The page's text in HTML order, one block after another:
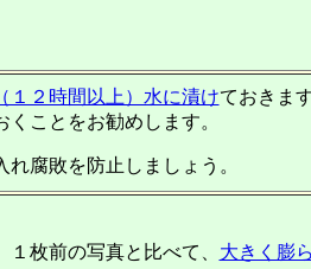
１２時間以上）水に漬けておきま
ことをお勧めします。
腐敗を防止しましょう。
枚前の写真と比べて、 大きく膨